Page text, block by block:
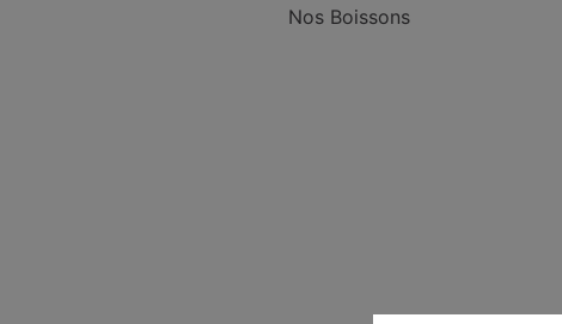
Nos Boissons